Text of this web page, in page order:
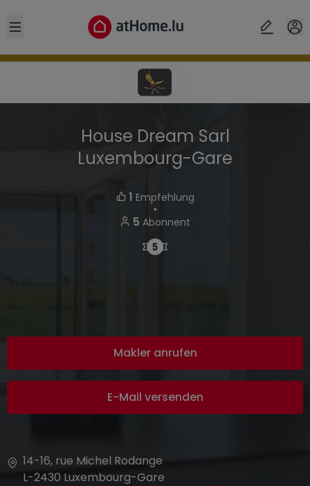
Open sidebar
House Dream Sarl
Luxembourg-Gare
1 Empfehlung
・
5 Abonnent
Makler anrufen
E-Mail versenden
14-16, rue Michel Rodange
L-2430 Luxembourg-Gare